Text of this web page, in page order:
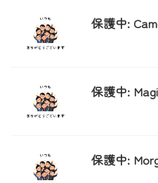
保護中:
保護中:
保護中: